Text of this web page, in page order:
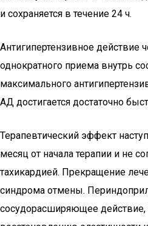
и сохраняется в течение 24 ч.
Антигипертензивное действие
однократного приема внутрь
максимального
АД достигается достаточно
Терапевтический эффект
месяц от начала терапии и не
тахикардией. Прекращение
синдрома отмены.
сосудорасширяющее действие,